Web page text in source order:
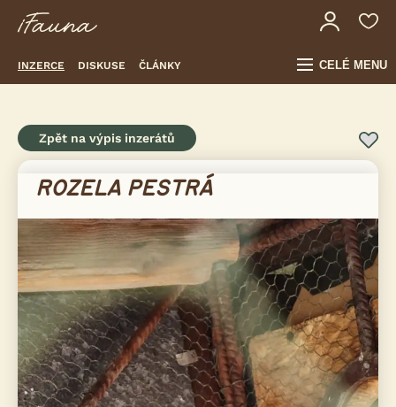
INZERCE DISKUSE ČLÁNKY CELÉ MENU
Zpět na výpis inzerátů
ROZELA PESTRÁ